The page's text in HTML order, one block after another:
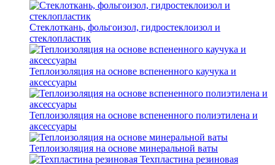
Стеклоткань, фольгоизол, гидростеклоизол и
стеклопластик
Теплоизоляция на основе вспененного каучука и
аксессуары
Теплоизоляция на основе вспененного полиэтилена и
аксессуары
Теплоизоляция на основе минеральной ваты
Техпластина резиновая